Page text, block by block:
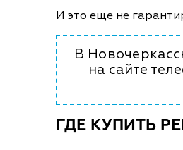
И это еще не
В
на сайте
ГДЕ КУПИТЬ